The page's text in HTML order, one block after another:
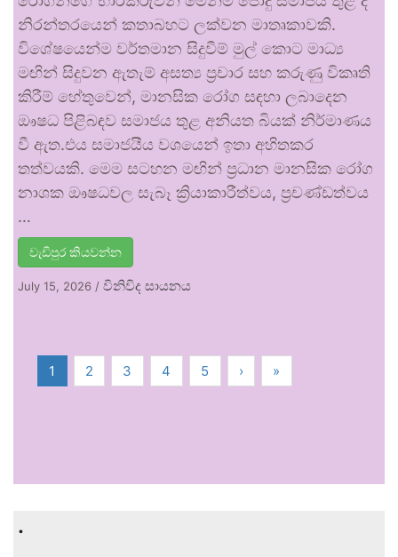
නිරන්තරයෙන් කතාබහට ලක්වන මාතෘකාවකි.
විශේෂයෙන්ම වර්තමාන සිදුවීම් මුල් කොට මාධ්‍ය
මඟින් සිදුවන ඇතැම් අසත්‍ය ප්‍රචාර සහ කරුණු විකෘති
කිරීම් හේතුවෙන්, මානසික රෝග සඳහා ලබාදෙන
ඖෂධ පිළිබඳව සමාජය තුළ අනියත බියක් නිර්මාණය
වී ඇත.එය සමාජයීය වශයෙන් ඉතා අහිතකර
තත්වයකි. මෙම සටහන මඟින් ප්‍රධාන මානසික රෝග
නාශක ඖෂධවල සැබෑ ක්‍රියාකාරීත්වය, ප්‍රචණ්ඩත්වය
…
වැඩිපුර කියවන්න
July 15, 2026 / විනිවිද සායනය
1 2 3 4 5 › »
.